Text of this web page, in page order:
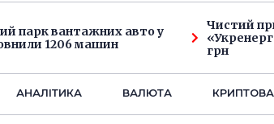
парк вантажних авто у
1206 машин
Чистий
грн
АНАЛIТИКА ВАЛЮТА